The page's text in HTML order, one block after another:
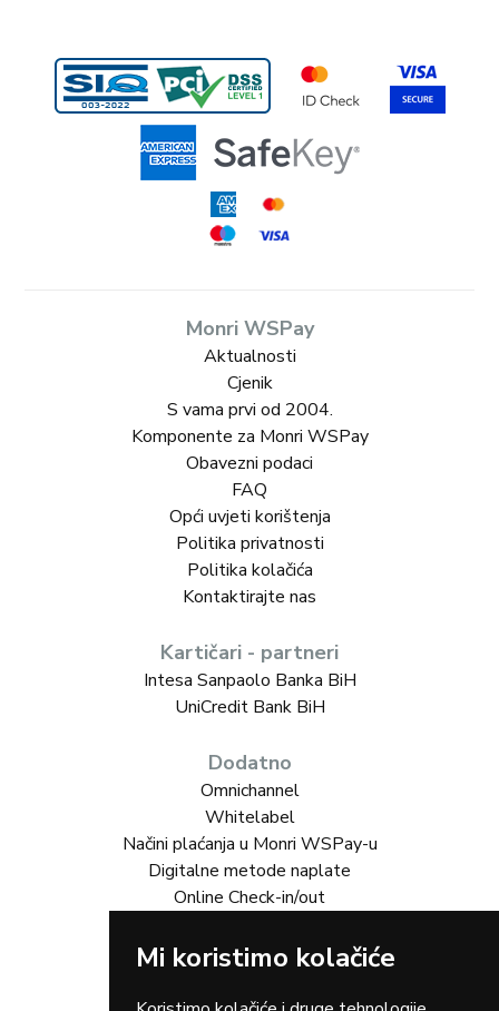
Mi koristimo kolačiće
Monri WSPay
Aktualnosti
Cjenik
S vama prvi od 2004.
Komponente za Monri WSPay
Obavezni podaci
FAQ
Opći uvjeti korištenja
Politika privatnosti
Politika kolačića
Kontaktirajte nas
Kartičari - partneri
Intesa Sanpaolo Banka BiH
UniCredit Bank BiH
Dodatno
Omnichannel
Whitelabel
Načini plaćanja u Monri WSPay-u
Digitalne metode naplate
Online Check-in/out
Rješenja za vas